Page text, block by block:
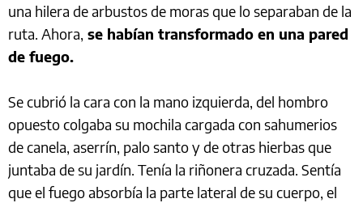
una hilera de arbustos de moras que lo separaban de la
ruta. Ahora, se habían transformado en una pared
de fuego.
Se cubrió la cara con la mano izquierda, del hombro
opuesto colgaba su mochila cargada con sahumerios
de canela, aserrín, palo santo y de otras hierbas que
juntaba de su jardín. Tenía la riñonera cruzada. Sentía
que el fuego absorbía la parte lateral de su cuerpo, el